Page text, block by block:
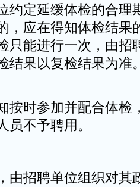
约定延缓体检的合理
，应在得知体检结果
只能进行一次，由招
结果以复检结果为准
按时参加并配合体检
员不予聘用。
由招聘单位组织对其